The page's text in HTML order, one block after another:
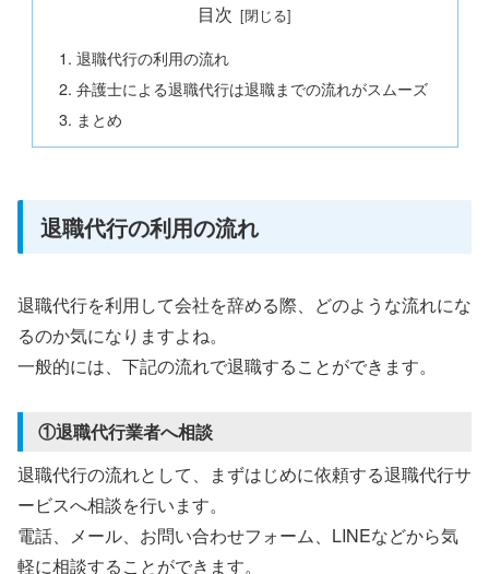
目次
退職代行の利用の流れ
弁護士による退職代行は退職までの流れがスムーズ
まとめ
退職代行の利用の流れ
退職代行を利用して会社を辞める際、どのような流れにな
るのか気になりますよね。
一般的には、下記の流れで退職することができます。
①退職代行業者へ相談
退職代行の流れとして、まずはじめに依頼する退職代行サ
ービスへ相談を行います。
電話、メール、お問い合わせフォーム、LINEなどから気
軽に相談することができます。